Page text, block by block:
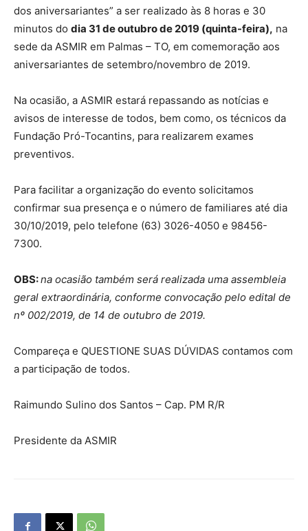
dos aniversariantes” a ser realizado às 8 horas e 30
minutos do dia 31 de outubro de 2019 (quinta-feira), na
sede da ASMIR em Palmas – TO, em comemoração aos
aniversariantes de setembro/novembro de 2019.
Na ocasião, a ASMIR estará repassando as notícias e
avisos de interesse de todos, bem como, os técnicos da
Fundação Pró-Tocantins, para realizarem exames
preventivos.
Para facilitar a organização do evento solicitamos
confirmar sua presença e o número de familiares até dia
30/10/2019, pelo telefone (63) 3026-4050 e 98456-
7300.
OBS:na ocasião também será realizada uma assembleia
geral extraordinária, conforme convocação pelo edital de
nº 002/2019, de 14 de outubro de 2019.
Compareça e QUESTIONE SUAS DÚVIDAS contamos com
a participação de todos.
Raimundo Sulino dos Santos – Cap. PM R/R
Presidente da ASMIR